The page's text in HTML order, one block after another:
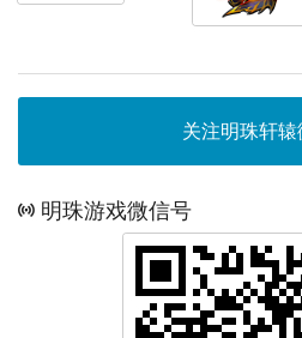
关注明珠轩
明珠游戏微信号